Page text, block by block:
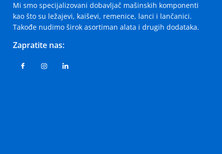
Mi smo specijalizovani dobavljač mašinskih komponenti
kao što su ležajevi, kaiševi, remenice, lanci i lančanici.
Takođe nudimo širok asortiman alata i drugih dodataka.
Zapratite nas: